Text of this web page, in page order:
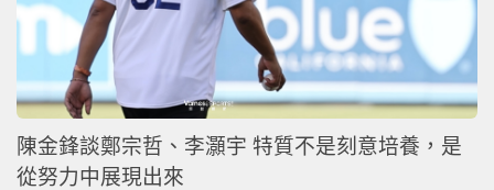
陳金鋒談鄭宗哲、李灝宇 特質不是刻意培養，是
從努力中展現出來